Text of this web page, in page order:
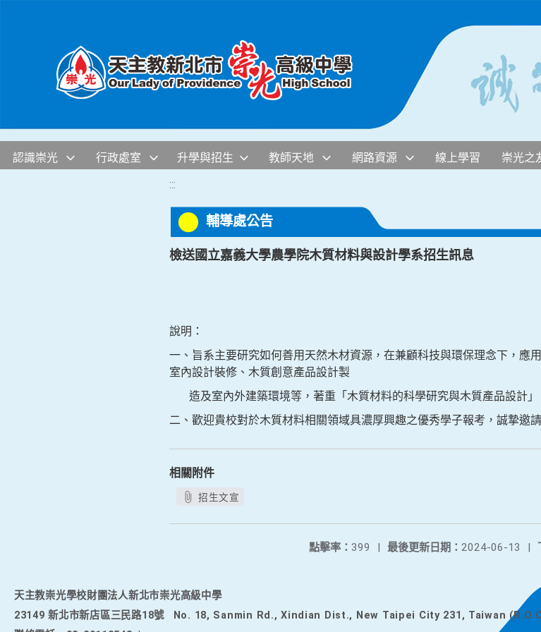
認識崇光 行政處室 升學與招生 教師天地 網路資源 線上學習 崇光之
:::
輔導處公告
檢送國立嘉義大學農學院木質材料與設計學系招生訊息
說明：
一、旨系主要研究如何善用天然木材資源，在兼顧科技與環保理念下，應
室內設計裝修、木質創意產品設計製
造及室內外建築環境等，著重「木質材料的科學研究與木質產品設計」
二、歡迎貴校對於木質材料相關領域具濃厚興趣之優秀學子報考，誠摯邀
相關附件
招生文宣
最後更新日期： 2024-06-13 |
點擊率： 399 |
天主教崇光學校財團法人新北市崇光高級中學
23149 新北市新店區三民路18號
No. 18, Sanmin Rd., Xindian Dist., New Taipei City 231, Taiwan